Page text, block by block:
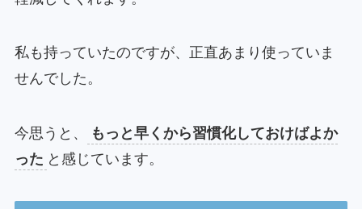
私も持っていたのですが、正直あまり使っていま
せんでした。
今思うと、
もっと早くから習慣化しておけばよか
った と感じています。